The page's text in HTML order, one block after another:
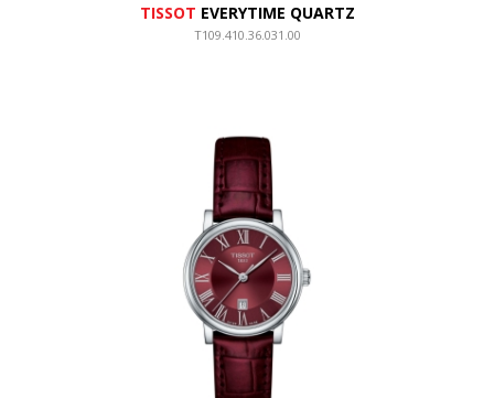
TISSOT EVERYTIME QUARTZ
T109.410.36.031.00